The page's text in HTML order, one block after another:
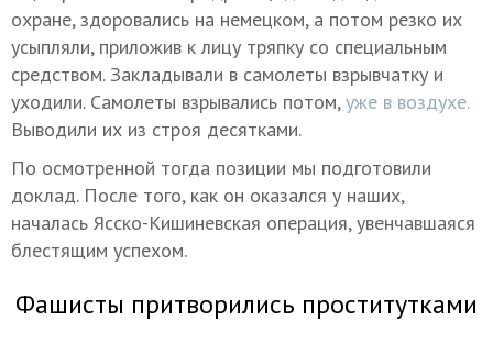
охране, здоровались на немецком, а потом резко их
усыпляли, приложив к лицу тряпку со специальным
средством. Закладывали в самолеты взрывчатку и
уходили. Самолеты взрывались потом,уже в воздухе.
Выводили их из строя десятками.
По осмотренной тогда позиции мы подготовили
доклад. После того, как он оказался у наших,
началась Ясско-Кишиневская операция, увенчавшаяся
блестящим успехом.
Фашисты притворились проститутками